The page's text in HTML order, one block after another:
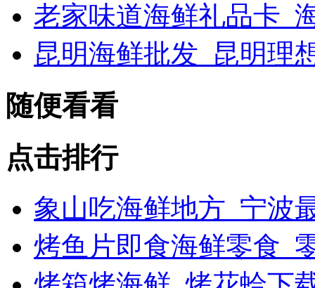
老家味道海鲜礼品卡_
昆明海鲜批发_昆明理
随便看看
点击排行
象山吃海鲜地方_宁波
烤鱼片即食海鲜零食_